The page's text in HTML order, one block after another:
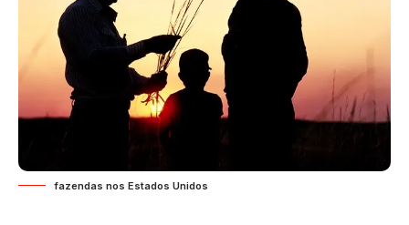
fazendas nos Estados Unidos